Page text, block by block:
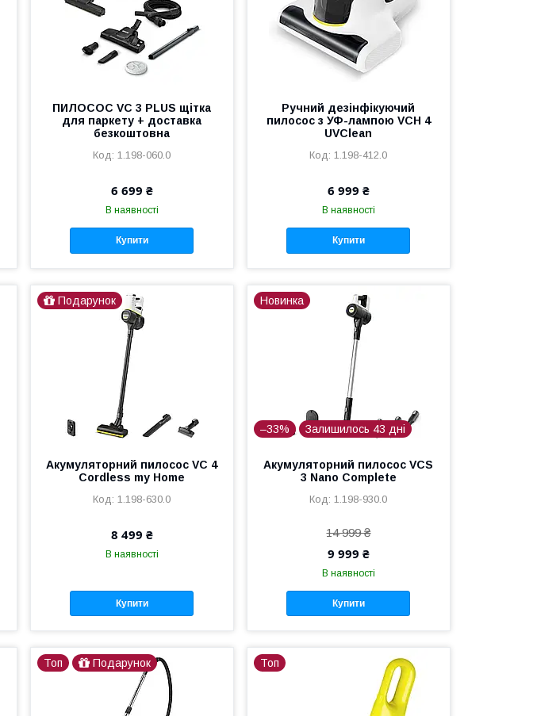
ПИЛОСОС VC 3 PLUS щітка
для паркету + доставка
безкоштовна
1.198-060.0
6 699 ₴
В наявності
Купити
Ручний дезінфікуючий
пилосос з УФ-лампою VCH 4
UVClean
1.198-412.0
6 999 ₴
В наявності
Купити
Подарунок
Акумуляторний пилосос VC 4
Cordless my Home
1.198-630.0
8 499 ₴
В наявності
Купити
Новинка
–33% Залишилось 43 дні
Акумуляторний пилосос VCS
3 Nano Complete
1.198-930.0
14 999 ₴
9 999 ₴
В наявності
Купити
Топ Подарунок Топ